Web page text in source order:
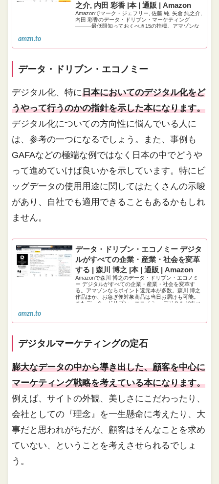
之介, 内田 彩香 |本 | 通販 | Amazon
Amazonでマーク・ジェフリー, 佐藤 純, 矢倉 純之介,
内田 彩香のデータ・ドリブン・マーケティング
―――最低限知っておくべき15の指標。アマゾンな
amzn.to
データ・ドリブン・エコノミー
デジタル化、特に日本においてのデジタル化をど
うやって行うのかの指針を示した本になります。
デジタル化についての方向性に悩んでいる人に
は、参考の一つになるでしょう。また、事例も
GAFAなどの極端な例ではなく日本の中でどうや
って進めていけば良いかを示しています。特にビ
ッグデータの使用用途に関してはたくさんの示唆
があり、自社でも適用できることもあるかもしれ
ません。
データ・ドリブン・エコノミー デジタ
ルがすべての企業・産業・社会を変革
する | 森川 博之 |本 | 通販 | Amazon
Amazonで森川 博之のデータ・ドリブン・エコノミ
ー デジタルがすべての企業・産業・社会を変革す
る。アマゾンならポイント還元本が多数。森川 博之
作品ほか、お急ぎ便対象商品は当日お届けも可能。
またデータ・ドリブン・エコノミー デジタルがすべ
amzn.to
デジタルマーケティングの定石
膨大なデータの中から導き出した、顧客を中心に
マーケティング戦略を考えている本になります。
例えば、サイトの外観、美しさにこだわったり、
会社としての『理念』を一生懸命に考えたり、大
事だと思われがちだが、顧客はそんなことを求め
ていない、ということを考えさせられるでしょ
う。